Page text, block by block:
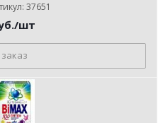
37651
/шт